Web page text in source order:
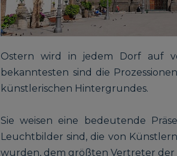
Ostern wird in jedem Dorf auf
bekanntesten sind die
künstlerischen Hintergrundes.
Sie weisen eine bedeutende
Leuchtbilder sind, die von
wurden, dem größten Vertreter der